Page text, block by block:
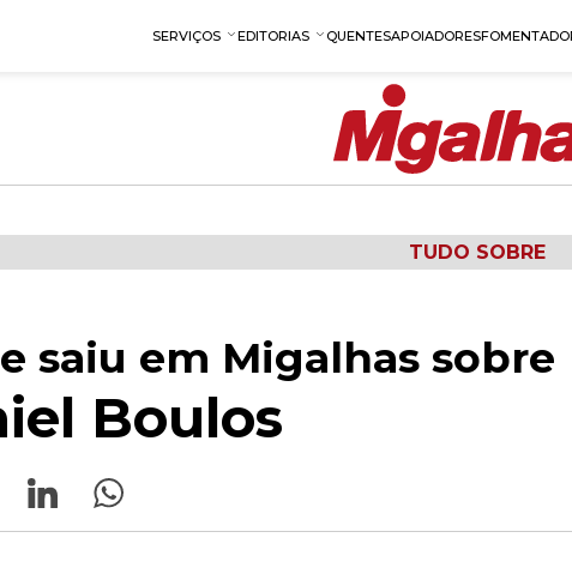
SERVIÇOS EDITORIAS QUENTESAPOIADORES
TUDO SOBRE
saiu em Migalhas sobre
Boulos